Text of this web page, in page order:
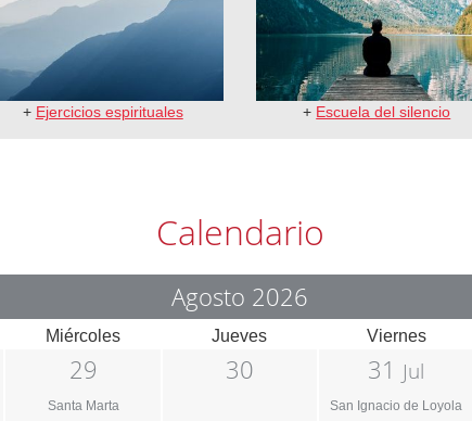
+ Ejercicios espirituales + Escuela del silencio
Calendario
Agosto 2026
Miércoles Jueves Viernes
29
Santa Marta
30 31 Jul
San Ignacio de Loyola